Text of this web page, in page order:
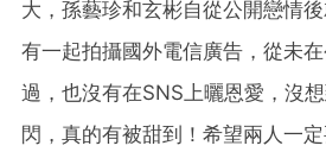
大，孫藝珍和玄彬自從公開戀情
有一起拍攝國外電信廣告，從未
過，也沒有在SNS上曬恩愛，沒
閃，真的有被甜到！希望兩人一